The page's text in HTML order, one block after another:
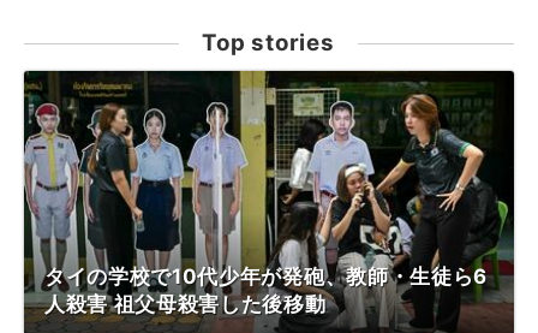
Top stories
タイの学校で10代少年が発砲、教師・生徒ら6
人殺害 祖父母殺害した後移動